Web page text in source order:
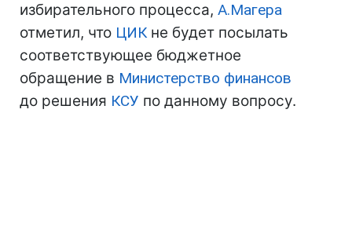
избирательного процесса, А.Магера
отметил, что ЦИКне будет посылать
соответствующее бюджетное
обращение в Министерство финансов
до решения КСУ по данному вопросу.